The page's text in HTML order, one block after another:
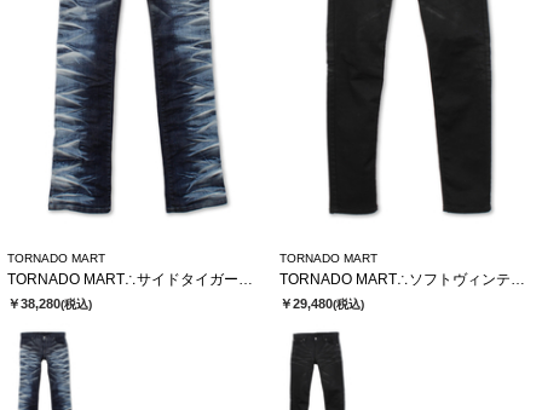
TORNADO MART
￥38,280(税込)
TORNADO MART
￥29,480(税込)